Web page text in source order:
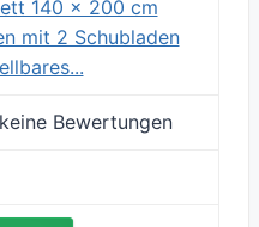
140 x 200 cm
mit 2 Schubladen
Bewertungen